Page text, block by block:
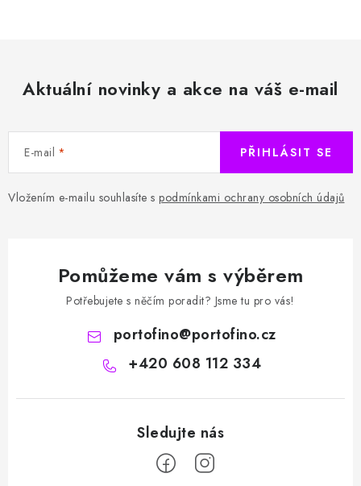
Aktuální novinky a akce na váš e-mail
E-mail
Vložením e-mailu souhlasíte s podmínkami ochrany osobních údajů
PŘIHLÁSIT SE
Pomůžeme vám s výběrem
Potřebujete s něčím poradit? Jsme tu pro vás!
portofino@portofino.cz
+420 608 112 334